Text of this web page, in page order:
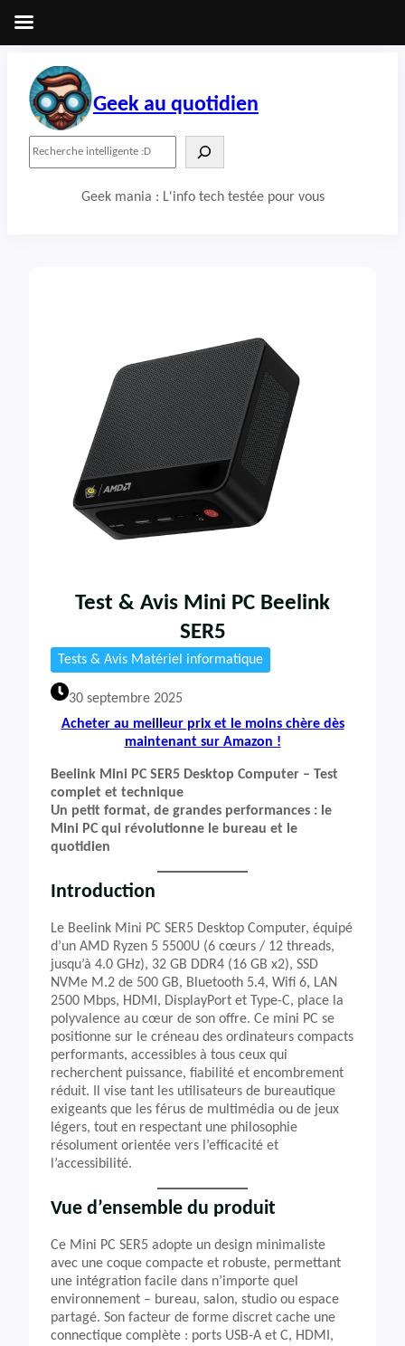
contenu
Geek au quotidien
Geek mania : L'info tech testée pour vous
Test & Avis Mini PC Beelink
SER5
Tests & Avis Matériel informatique
30 septembre 2025
Acheter au meilleur prix et le moins chère dès
maintenant sur Amazon !
Beelink Mini PC SER5 Desktop Computer – Test
complet et technique
Un petit format, de grandes performances : le
Mini PC qui révolutionne le bureau et le
quotidien
Introduction
Le Beelink Mini PC SER5 Desktop Computer, équipé
d’un AMD Ryzen 5 5500U (6 cœurs / 12 threads,
jusqu’à 4.0 GHz), 32 GB DDR4 (16 GB x2), SSD
NVMe M.2 de 500 GB, Bluetooth 5.4, Wifi 6, LAN
2500 Mbps, HDMI, DisplayPort et Type-C, place la
polyvalence au cœur de son offre. Ce mini PC se
positionne sur le créneau des ordinateurs compacts
performants, accessibles à tous ceux qui
recherchent puissance, fiabilité et encombrement
réduit. Il vise tant les utilisateurs de bureautique
exigeants que les férus de multimédia ou de jeux
légers, tout en respectant une philosophie
résolument orientée vers l’efficacité et
l’accessibilité.
Vue d’ensemble du produit
Ce Mini PC SER5 adopte un design minimaliste
avec une coque compacte et robuste, permettant
une intégration facile dans n’importe quel
environnement – bureau, salon, studio ou espace
partagé. Son facteur de forme discret cache une
connectique complète : ports USB-A et C, HDMI,